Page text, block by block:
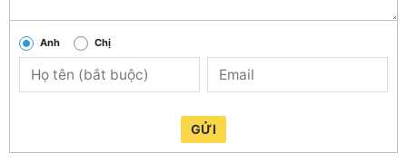
Anh Chị
GỬI